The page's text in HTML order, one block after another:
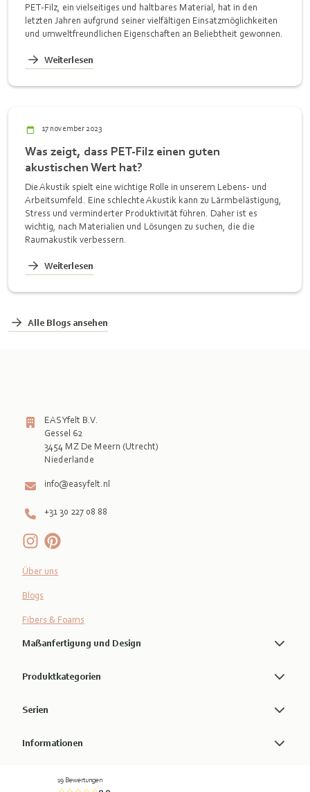
PET-Filz, ein vielseitiges und haltbares Material, hat in den
letzten Jahren aufgrund seiner vielfältigen Einsatzmöglichkeiten
und umweltfreundlichen Eigenschaften an Beliebtheit gewonnen.
Weiterlesen
17 november 2023
Was zeigt, dass PET-Filz einen guten
akustischen Wert hat?
Die Akustik spielt eine wichtige Rolle in unserem Lebens- und
Arbeitsumfeld. Eine schlechte Akustik kann zu Lärmbelästigung,
Stress und verminderter Produktivität führen. Daher ist es
wichtig, nach Materialien und Lösungen zu suchen, die die
Raumakustik verbessern.
Weiterlesen
Alle Blogs ansehen
EASYfelt B.V.
Gessel 62
3454 MZ De Meern (Utrecht)
info@easyfelt.nl
+31 30 227 08 88
Über uns
Blogs
Fibers & Foams
Maßanfertigung und Design
Produktkategorien
Serien
Informationen
19 Bewertungen